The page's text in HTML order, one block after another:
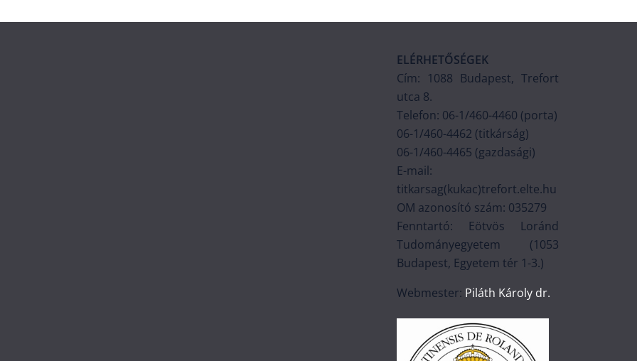
ELÉRHETŐSÉGEK
Cím: 1088 Budapest, Trefort
utca 8.
Telefon: 06-1/460-4460 (porta)
06-1/460-4462 (titkárság)
06-1/460-4465 (gazdasági)
E-mail:
titkarsag(kukac)trefort.elte.hu
OM azonosító szám: 035279
Fenntartó: Eötvös Loránd
Tudományegyetem (1053
Budapest, Egyetem tér 1-3.)
Webmester: Piláth Károly dr.